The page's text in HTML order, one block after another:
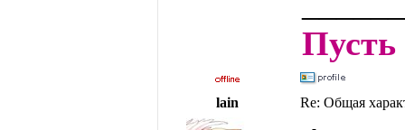
Пусть
lain Re: Общая